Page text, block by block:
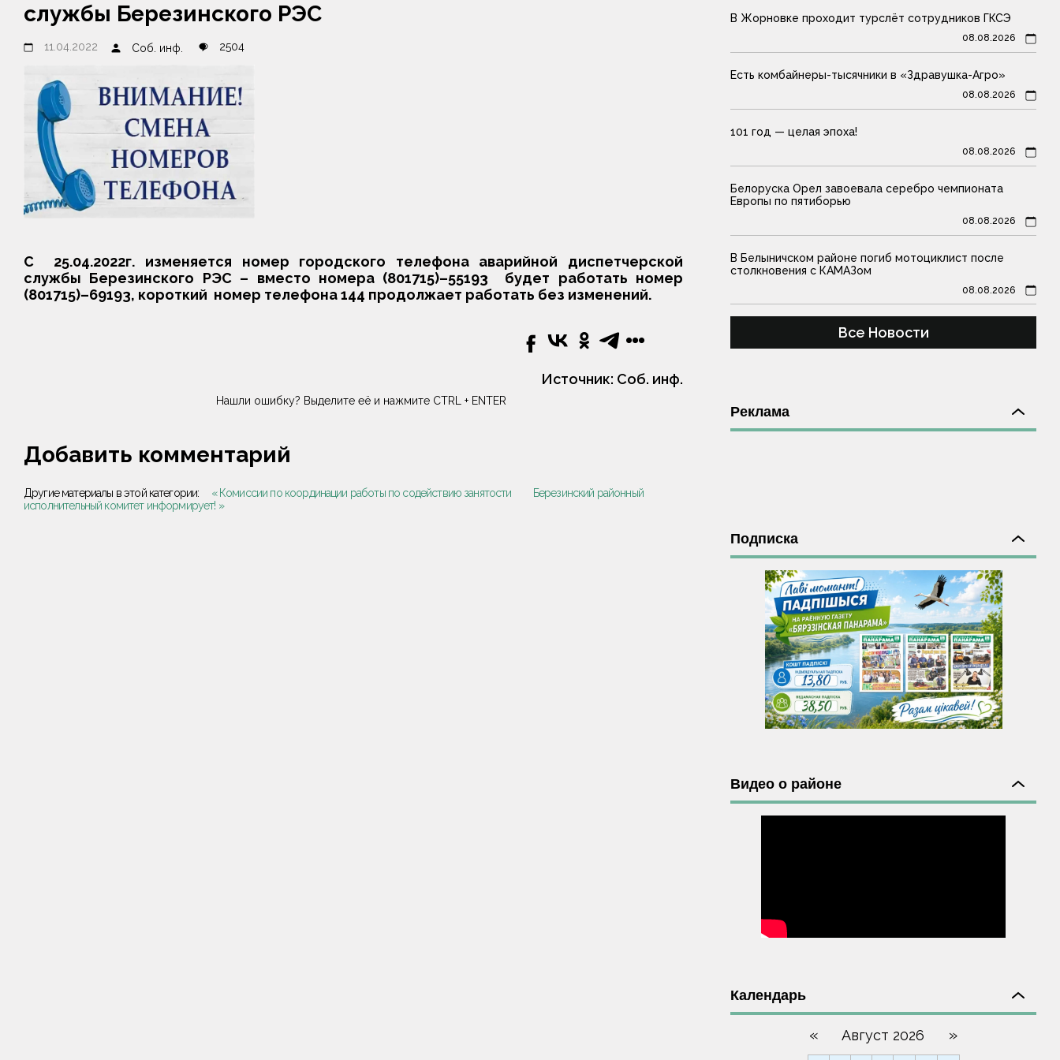
службы Березинского РЭС
11.04.2022 Соб. инф. 2504
С 25.04.2022г. изменяется номер городского телефона аварийной диспетчерской
службы Березинского РЭС – вместо номера (801715)–55193 будет работать номер
(801715)–69193, короткий номер телефона 144 продолжает работать без изменений.
Источник: Соб. инф.
Нашли ошибку? Выделите её и нажмите CTRL + ENTER
Добавить комментарий
Другие материалы в этой категории: « Комиссии по координации работы по содействию занятости
Березинский районный
исполнительный комитет информирует! »
В Жорновке проходит турслёт сотрудников ГКСЭ
08.08.2026
Есть комбайнеры-тысячники в «Здравушка-Агро»
08.08.2026
101 год — целая эпоха!
08.08.2026
Белоруска Орел завоевала серебро чемпионата
Европы по пятиборью
08.08.2026
В Белыничском районе погиб мотоциклист после
столкновения с КАМАЗом
08.08.2026
Все Новости
Реклама
Подписка
Видео о районе
Календарь
« Август 2026 »